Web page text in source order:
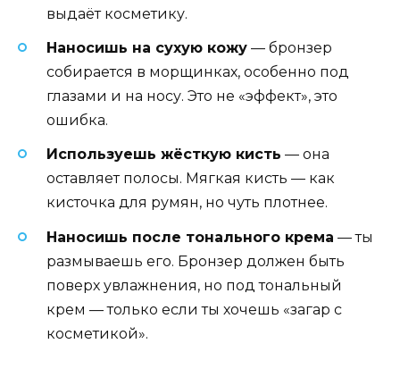
выдаёт косметику.
Наносишь на сухую кожу — бронзер
собирается в морщинках, особенно под
глазами и на носу. Это не «эффект», это
ошибка.
Используешь жёсткую кисть — она
оставляет полосы. Мягкая кисть — как
кисточка для румян, но чуть плотнее.
Наносишь после тонального крема — ты
размываешь его. Бронзер должен быть
поверх увлажнения, но под тональный
крем — только если ты хочешь «загар с
косметикой».